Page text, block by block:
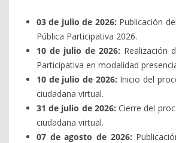
03 de julio de 2026: Publicación
Pública Participativa 2026.
10 de julio de 2026: Realización
Participativa en modalidad
10 de julio de 2026: Inicio del
ciudadana virtual.
31 de julio de 2026: Cierre del
ciudadana virtual.
07 de agosto de 2026: